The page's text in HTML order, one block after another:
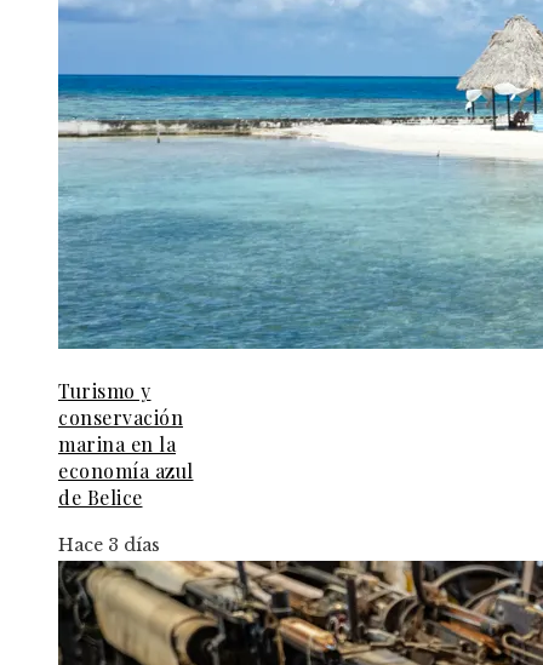
Turismo y
conservación
marina en la
economía azul
de Belice
Hace 3 días